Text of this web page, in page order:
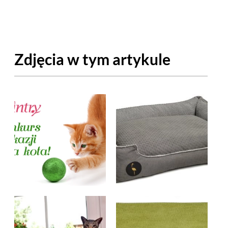
Zdjęcia w tym artykule
APTECZKA
RZEMIOSŁO
ZUPY
INNE